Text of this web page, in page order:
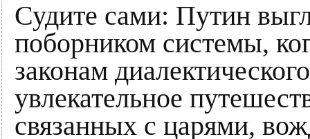
Судите сами: Путин
поборником системы,
законам
увлекательное
связанных с царями,